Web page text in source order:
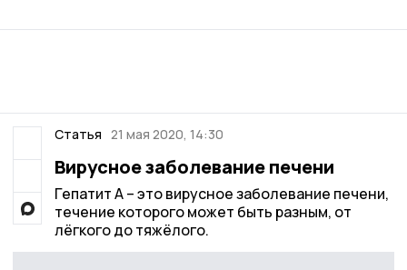
Статья 21 мая 2020, 14:30
Вирусное заболевание печени
Гепатит А – это вирусное заболевание печени,
течение которого может быть разным, от
лёгкого до тяжёлого.